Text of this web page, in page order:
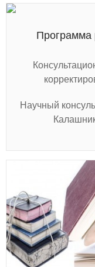
Программа
Научный